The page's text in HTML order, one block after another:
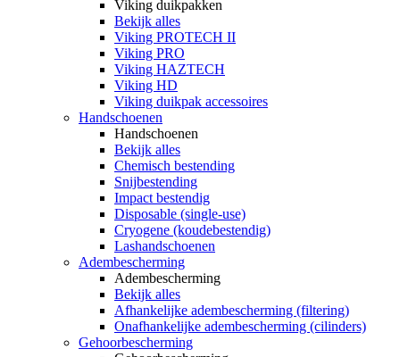
Viking duikpakken
Bekijk alles
Viking PROTECH II
Viking PRO
Viking HAZTECH
Viking HD
Viking duikpak accessoires
Handschoenen
Handschoenen
Bekijk alles
Chemisch bestending
Snijbestending
Impact bestendig
Disposable (single-use)
Cryogene (koudebestendig)
Lashandschoenen
Adembescherming
Adembescherming
Bekijk alles
Afhankelijke adembescherming (filtering)
Onafhankelijke adembescherming (cilinders)
Gehoorbescherming